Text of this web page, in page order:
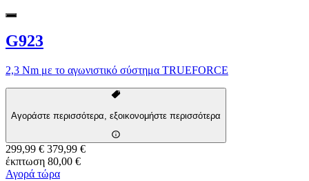
G923
2,3 Nm με το αγωνιστικό σύστημα TRUEFORCE
Αγοράστε περισσότερα, εξοικονομήστε περισσότερα
299,99 € 379,99 €
έκπτωση 80,00 €
Αγορά τώρα